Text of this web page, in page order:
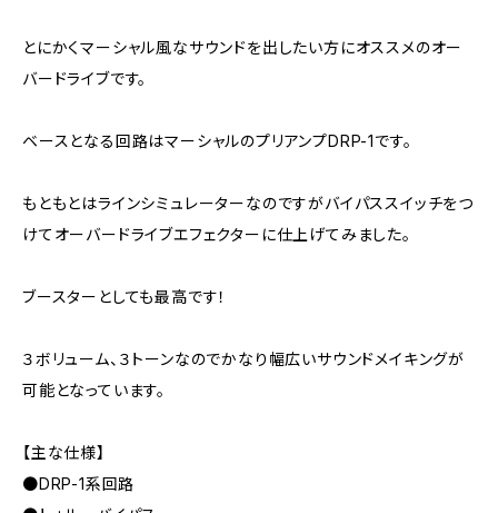
とにかくマーシャル風なサウンドを出したい方にオススメのオー
バードライブです。
ベースとなる回路はマーシャルのプリアンプDRP-1です。
もともとはラインシミュレーターなのですがバイパススイッチをつ
けてオーバードライブエフェクターに仕上げてみました。
ブースターとしても最高です！
３ボリューム、３トーンなのでかなり幅広いサウンドメイキングが
可能となっています。
【主な仕様】
●DRP-1系回路